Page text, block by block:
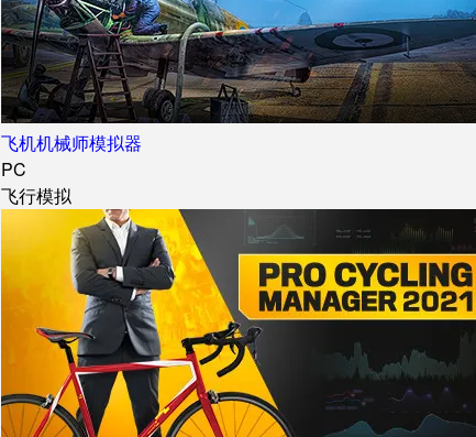
飞机机械师模拟器
PC
飞行模拟